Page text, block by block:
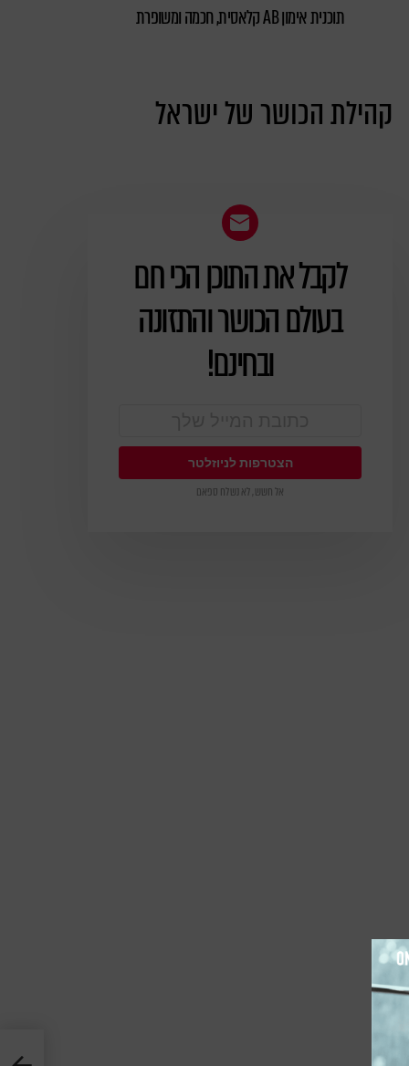
תוכנית אימון AB קלאסית, חכמה ומשופרת
קהילת הכושר של ישראל
ניוזלטר
לקבל את התוכן הכי חם
בעולם הכושר והתזונה
ובחינם!
אל חשש, לא נשלח ספאם